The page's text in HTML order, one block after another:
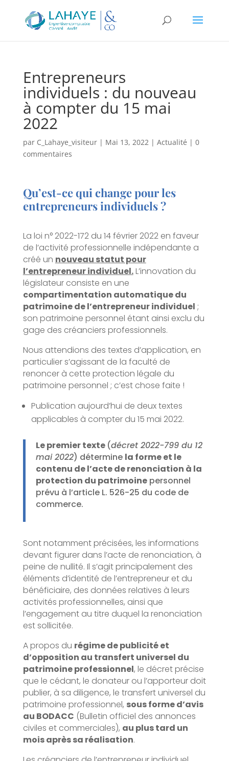
Entrepreneurs
individuels : du nouveau
à compter du 15 mai
2022
par C_Lahaye_visiteur| Mai 13, 2022| Actualité | 0
commentaires
Qu’est-ce qui change pour les
entrepreneurs individuels ?
La loi n° 2022-172 du 14 février 2022 en faveur
de l’activité professionnelle indépendante a
créé un nouveau statut pour
l’entrepreneur individuel.L’innovation du
législateur consiste en une
compartimentation automatique du
patrimoine de l’entrepreneur individuel ;
son patrimoine personnel étant ainsi exclu du
gage des créanciers professionnels.
Nous attendions des textes d’application, en
particulier s’agissant de la faculté de
renoncer à cette protection légale du
patrimoine personnel ; c’est chose faite !
Publication aujourd’hui de deux textes
applicables à compter du 15 mai 2022.
Le premier texte (décret 2022-799 du 12
mai 2022) détermine la forme et le
contenu de l’acte de renonciation à la
protection du patrimoinepersonnel
prévu à l’article L. 526-25 du code de
commerce.
Sont notamment précisées, les informations
devant figurer dans l’acte de renonciation, à
peine de nullité. Il s’agit principalement des
éléments d’identité de l’entrepreneur et du
bénéficiaire, des données relatives à leurs
activités professionnelles, ainsi que
l’engagement au titre duquel la renonciation
est sollicitée.
A propos du régime de publicité et
d’opposition au transfert universel du
patrimoine professionnel, le décret précise
que le cédant, le donateur ou l’apporteur doit
publier, à sa diligence, le transfert universel du
patrimoine professionnel, sous forme d’avis
au BODACC (Bulletin officiel des annonces
civiles et commerciales), au plus tard un
mois après sa réalisation.